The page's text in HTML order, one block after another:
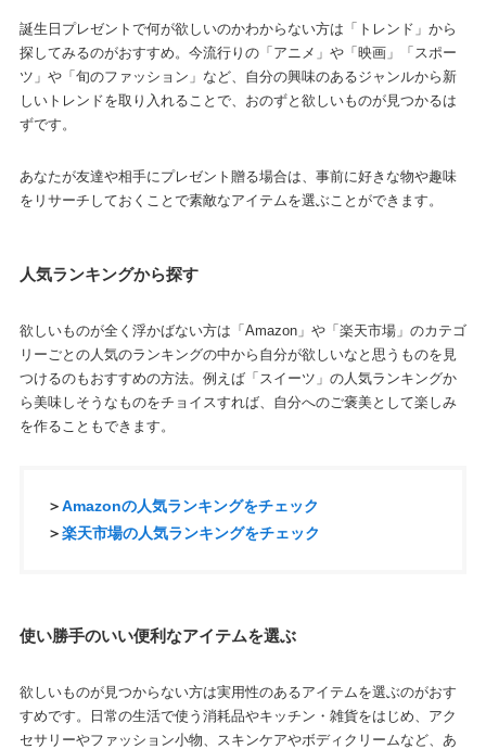
誕生日プレゼントで何が欲しいのかわからない方は「トレンド」から
探してみるのがおすすめ。今流行りの「アニメ」や「映画」「スポー
ツ」や「旬のファッション」など、自分の興味のあるジャンルから新
しいトレンドを取り入れることで、おのずと欲しいものが見つかるは
ずです。
あなたが友達や相手にプレゼント贈る場合は、事前に好きな物や趣味
をリサーチしておくことで素敵なアイテムを選ぶことができます。
人気ランキングから探す
欲しいものが全く浮かばない方は「Amazon」や「楽天市場」のカテゴ
リーごとの人気のランキングの中から自分が欲しいなと思うものを見
つけるのもおすすめの方法。例えば「スイーツ」の人気ランキングか
ら美味しそうなものをチョイスすれば、自分へのご褒美として楽しみ
を作ることもできます。
＞Amazonの人気ランキングをチェック
＞楽天市場の人気ランキングをチェック
使い勝手のいい便利なアイテムを選ぶ
欲しいものが見つからない方は実用性のあるアイテムを選ぶのがおす
すめです。日常の生活で使う消耗品やキッチン・雑貨をはじめ、アク
セサリーやファッション小物、スキンケアやボディクリームなど、あ